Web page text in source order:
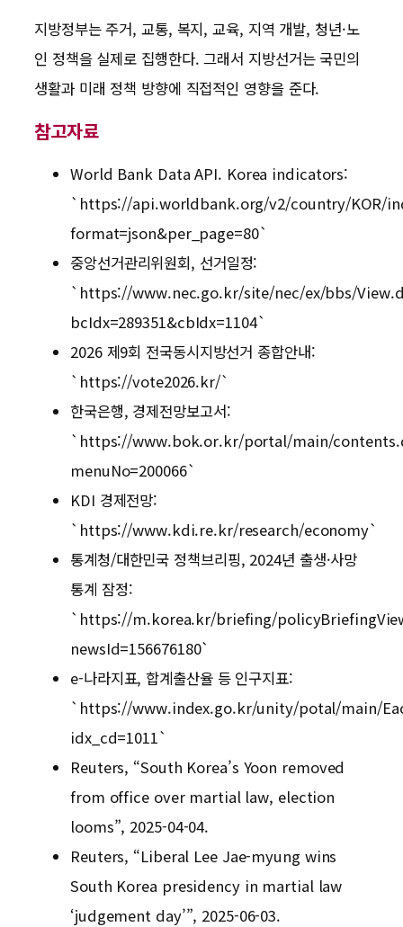
지방정부는 주거, 교통, 복지, 교육, 지역 개발, 청년·노
인 정책을 실제로 집행한다. 그래서 지방선거는 국민의
생활과 미래 정책 방향에 직접적인 영향을 준다.
참고자료
World Bank Data API. Korea indicators:
`https://api.worldbank.org/v2/country/KOR/
format=json&per_page=80`
중앙선거관리위원회, 선거일정:
`https://www.nec.go.kr/site/nec/ex/bbs/
bcIdx=289351&cbIdx=1104`
2026 제9회 전국동시지방선거 종합안내:
`https://vote2026.kr/`
한국은행, 경제전망보고서:
`https://www.bok.or.kr/portal/main/
menuNo=200066`
KDI 경제전망:
`https://www.kdi.re.kr/research/economy`
통계청/대한민국 정책브리핑, 2024년 출생·사망
통계 잠정:
`https://m.korea.kr/briefing/
newsId=156676180`
e-나라지표, 합계출산율 등 인구지표:
`https://www.index.go.kr/unity/potal/main/
idx_cd=1011`
Reuters, “South Korea’s Yoon removed
from office over martial law, election
looms”, 2025-04-04.
Reuters, “Liberal Lee Jae-myung wins
South Korea presidency in martial law
‘judgement day’”, 2025-06-03.